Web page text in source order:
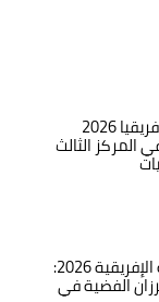
دراجات المضمار- بطولة إفريقيا 2026
الثالث
دراجات المضمار/ البطولة الإفريقية 2026:
الفضية في